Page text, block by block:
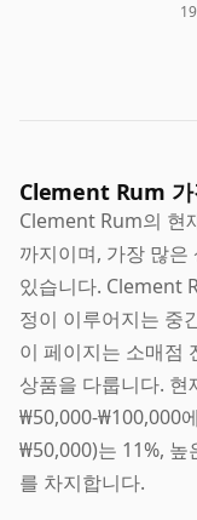
Clement Rum 가
Clement Rum의 현
까지이며, 가장 많
있습니다. Clement
정이 이루어지는 중
이 페이지는 소매점
상품을 다룹니다.
₩50,000-₩100,000
₩50,000)는 11%,
를 차지합니다.